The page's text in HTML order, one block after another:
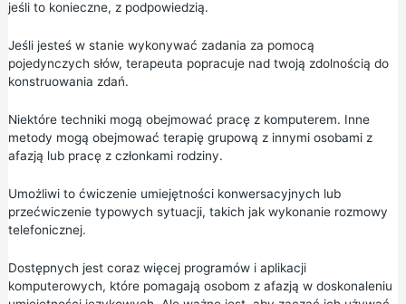
jeśli to konieczne, z podpowiedzią.
Jeśli jesteś w stanie wykonywać zadania za pomocą
pojedynczych słów, terapeuta popracuje nad twoją zdolnością do
konstruowania zdań.
Niektóre techniki mogą obejmować pracę z komputerem. Inne
metody mogą obejmować terapię grupową z innymi osobami z
afazją lub pracę z członkami rodziny.
Umożliwi to ćwiczenie umiejętności konwersacyjnych lub
przećwiczenie typowych sytuacji, takich jak wykonanie rozmowy
telefonicznej.
Dostępnych jest coraz więcej programów i aplikacji
komputerowych, które pomagają osobom z afazją w doskonaleniu